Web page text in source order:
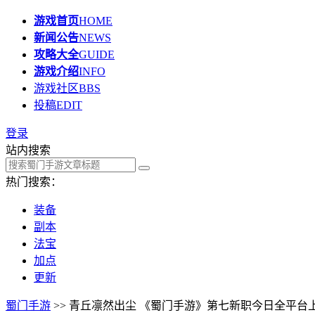
游戏首页HOME
新闻公告NEWS
攻略大全GUIDE
游戏介绍INFO
游戏社区BBS
投稿EDIT
登录
站内搜索
热门搜索：
装备
副本
法宝
加点
更新
蜀门手游 >> 青丘凛然出尘 《蜀门手游》第七新职今日全平台